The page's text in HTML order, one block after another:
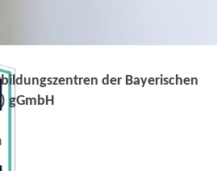
der Bayerischen
gGmbH